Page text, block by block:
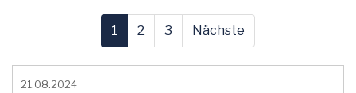
1 2 3 Nächste
21.08.2024